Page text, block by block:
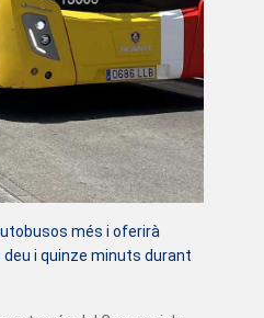
més i oferirà
i quinze minuts durant